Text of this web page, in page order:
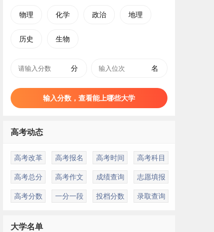
物理 化学 政治 地理
历史 生物
分 名
输入分数，查看能上哪些大学
高考动态
高考改革 高考报名 高考时间 高考科目
高考总分 高考作文 成绩查询 志愿填报
高考分数 一分一段 投档分数 录取查询
大学名单